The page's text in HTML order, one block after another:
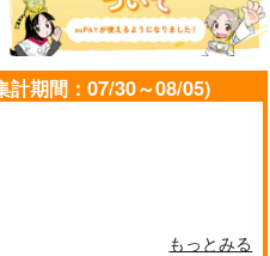
ネコのハ
込）
LIFE WITH AN ANDR
OID
891円（税込）
計期間：07/30～08/05)
もっとみる